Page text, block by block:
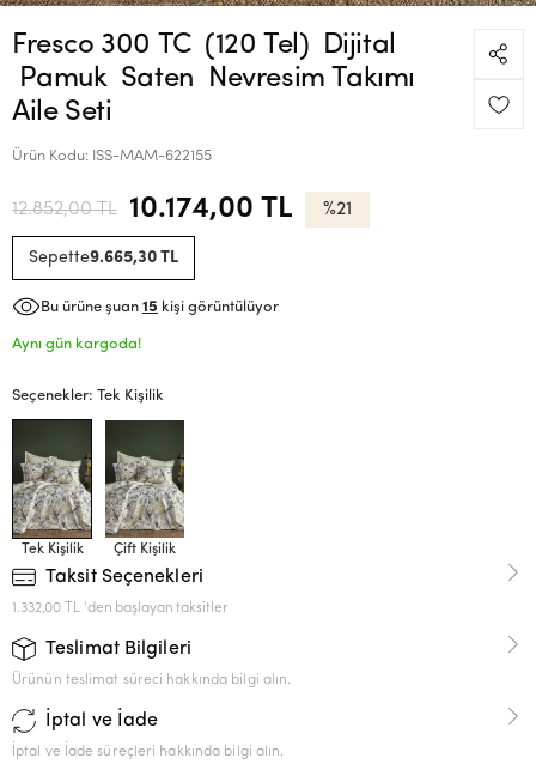
Fresco 300 TC (120 Tel) Dijital
Pamuk Saten Nevresim Takımı
Aile Seti
Ürün Kodu: ISS-MAM-622155
12.852,00 TL 10.174,00 TL %21
Sepette9.665,30 TL
Bu ürüne şuan 15 kişi görüntülüyor
Aynı gün kargoda!
Seçenekler: Tek Kişilik
Tek Kişilik Çift Kişilik
Taksit Seçenekleri
1.332,00 TL 'den başlayan taksitler
Teslimat Bilgileri
Ürünün teslimat süreci hakkında bilgi alın.
İptal ve İade
İptal ve İade süreçleri hakkında bilgi alın.